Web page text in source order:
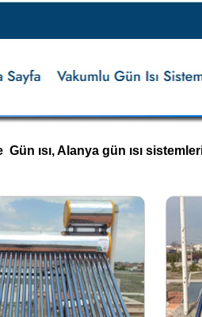
ısı, Alanya gün ısı sistemleri,